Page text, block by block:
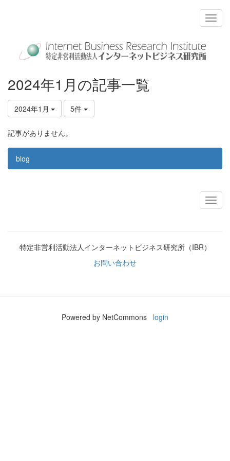
2024年1月の記事一覧
2024年1月 5件
記事がありません。
blog
特定非営利活動法人インターネットビジネス研究所（IBR）
お問い合わせ
Powered by NetCommons login